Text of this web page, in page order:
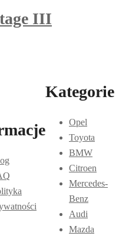
III
Kategorie
Opel
Toyota
BMW
Citroen
Mercedes-
Benz
Audi
Mazda